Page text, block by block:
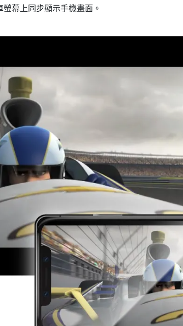
幕上同步顯示手機畫面。